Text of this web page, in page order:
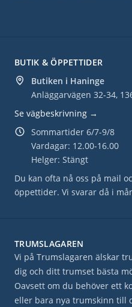
BUTIK & ÖPPETTIDER
Butiken i Haninge
Anläggarvägen 32-34,
Se vägbeskrivning →
Sommartider 6/7-9/8
Vardagar: 12.00-16.00
Helger: Stängt
Du kan ofta nå oss på mail
öppettider. Vi svarar då i
TRUMSLAGAREN
Vi på Trumslagaren älskar
dig och ditt trumset bästa
Oavsett om du behöver ett
eller bara nya trumskinn till